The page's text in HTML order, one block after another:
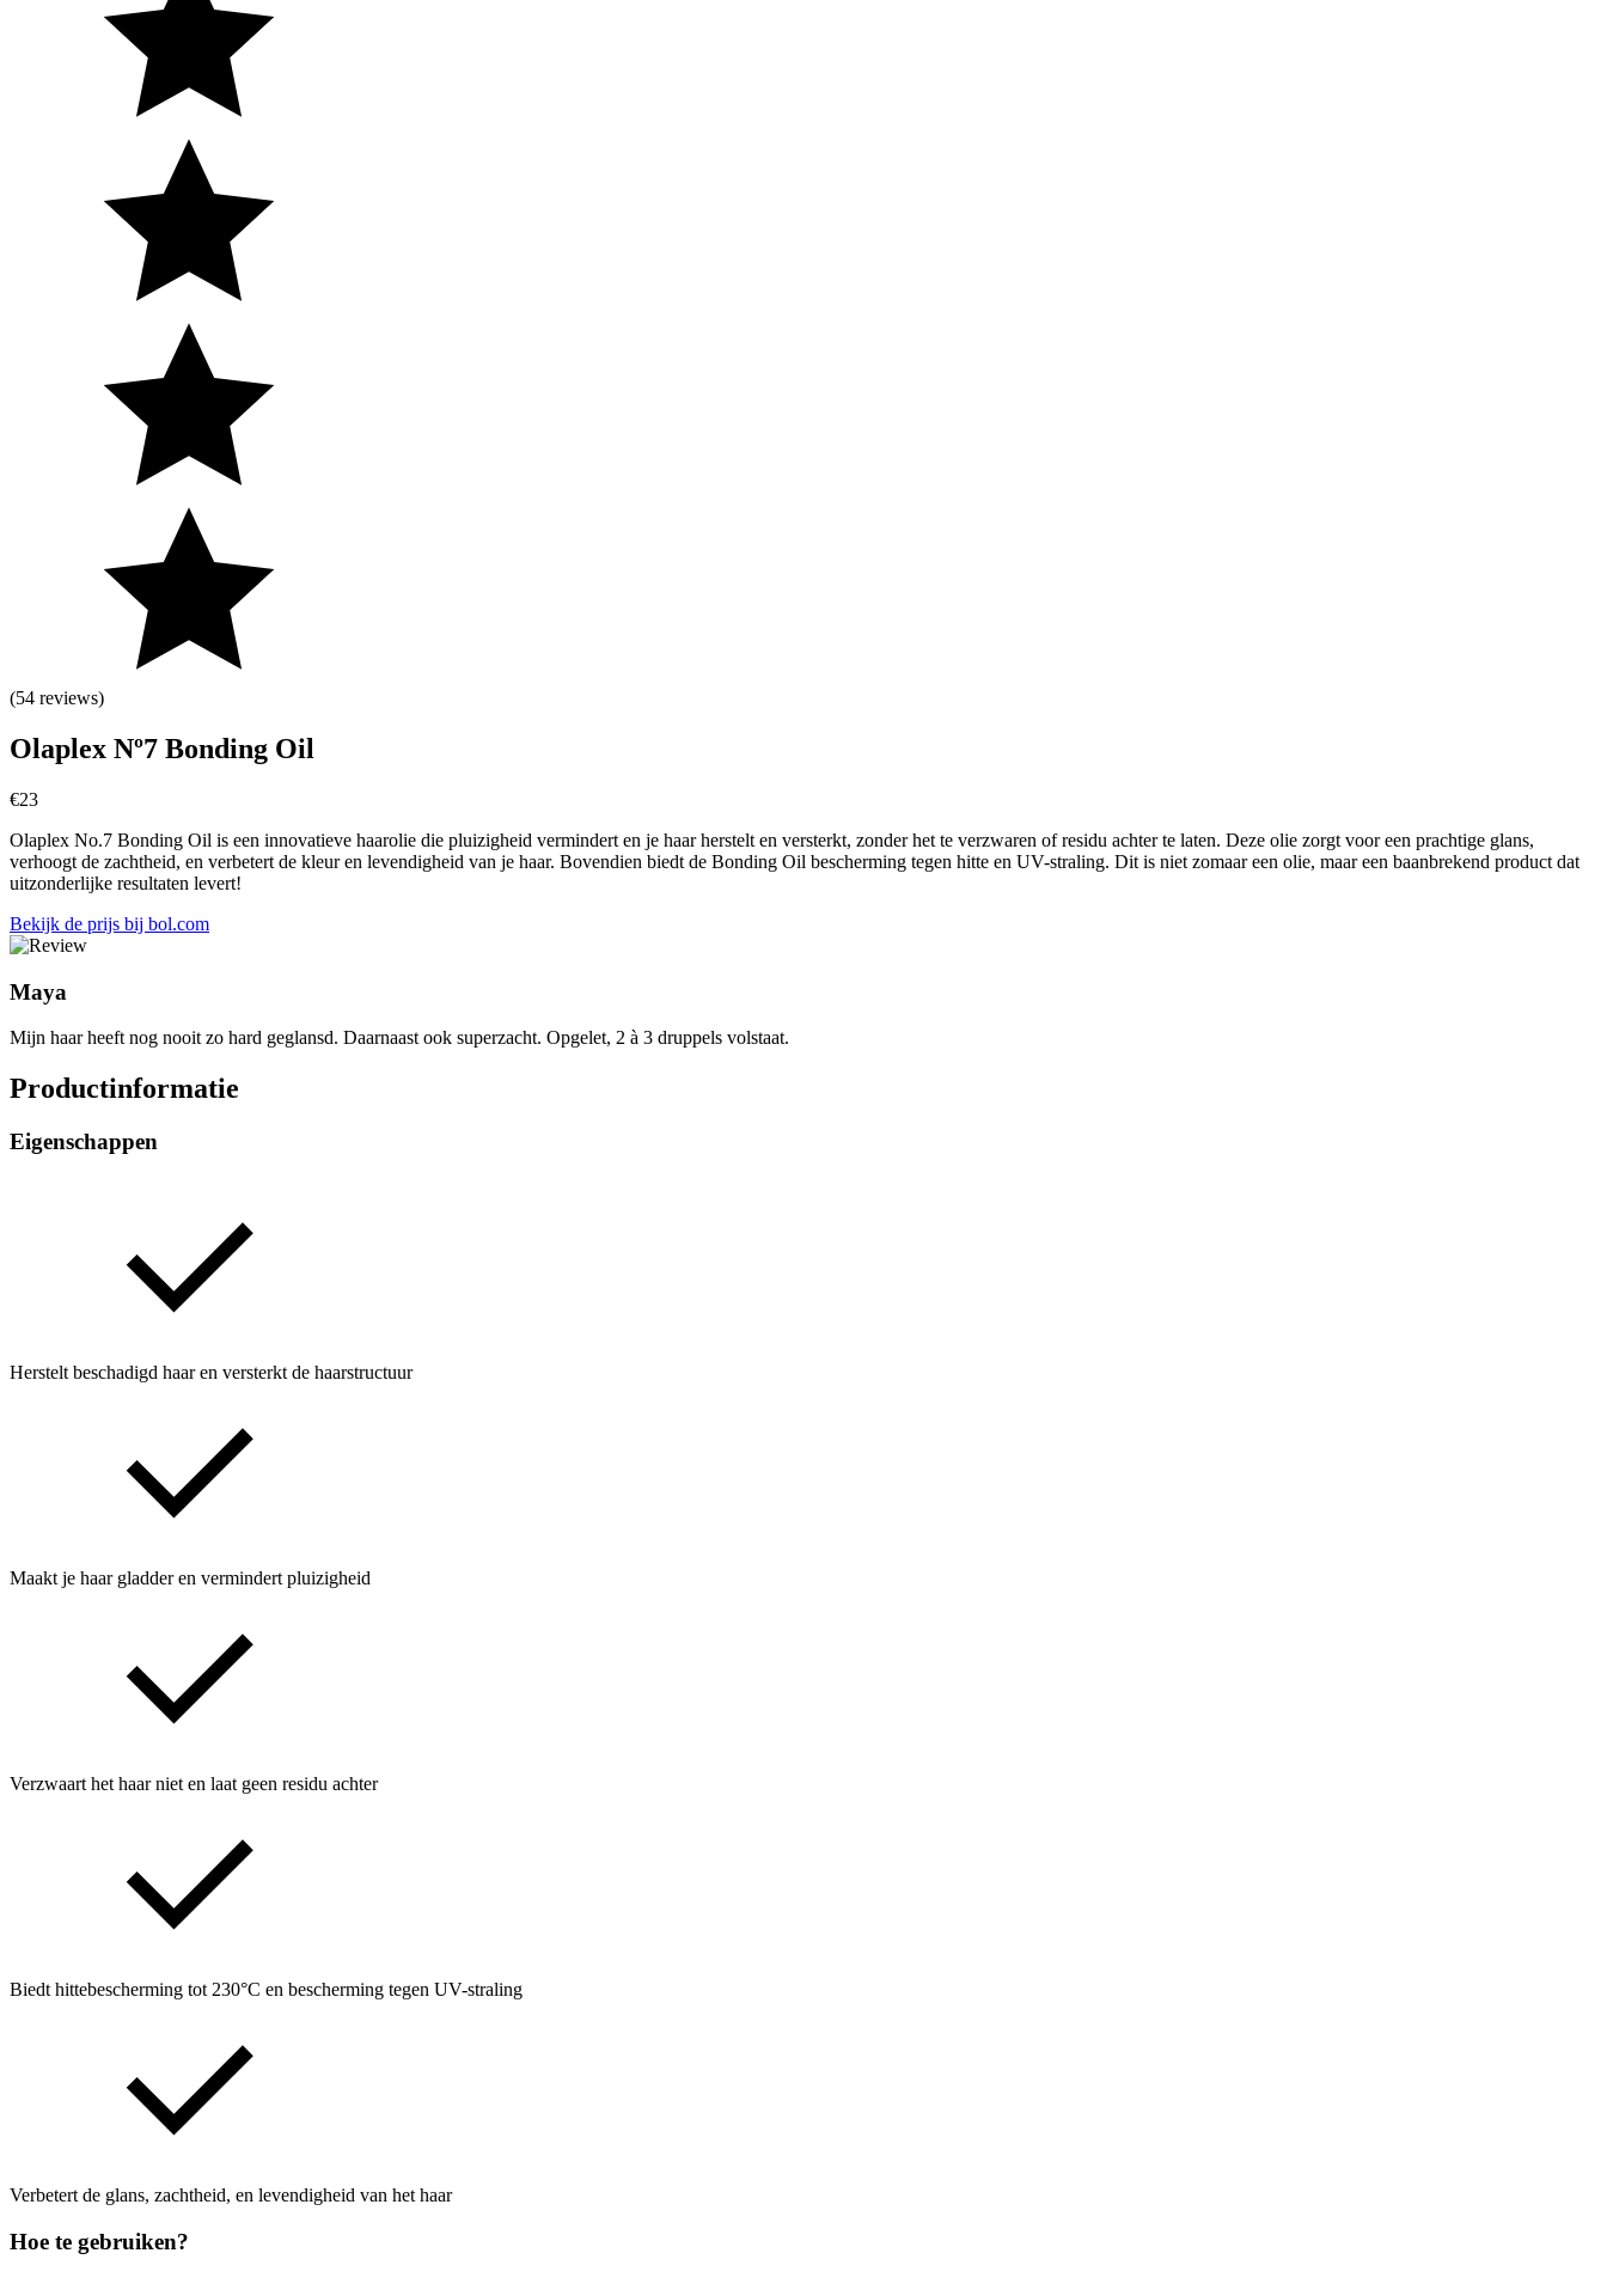
(54 reviews)
Olaplex Nº7 Bonding Oil
€23
Olaplex No.7 Bonding Oil is een innovatieve haarolie die pluizigheid vermindert en je haar herstelt en versterkt, zonder het te verzwaren of residu achter te laten. Deze olie zorgt voor een prachtige glans,
verhoogt de zachtheid, en verbetert de kleur en levendigheid van je haar. Bovendien biedt de Bonding Oil bescherming tegen hitte en UV-straling. Dit is niet zomaar een olie, maar een baanbrekend product dat
uitzonderlijke resultaten levert!
Bekijk de prijs bij bol.com
Maya
Mijn haar heeft nog nooit zo hard geglansd. Daarnaast ook superzacht. Opgelet, 2 à 3 druppels volstaat.
Productinformatie
Eigenschappen
Herstelt beschadigd haar en versterkt de haarstructuur
Maakt je haar gladder en vermindert pluizigheid
Verzwaart het haar niet en laat geen residu achter
Biedt hittebescherming tot 230°C en bescherming tegen UV-straling
Verbetert de glans, zachtheid, en levendigheid van het haar
Hoe te gebruiken?